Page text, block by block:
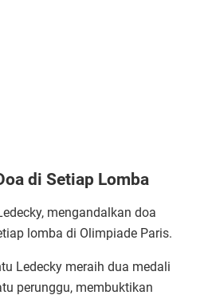
di Setiap Lomba
mengandalkan doa
lomba di Olimpiade Paris.
Ledecky meraih dua medali
perunggu, membuktikan